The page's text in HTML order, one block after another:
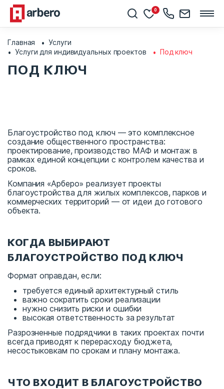
0
Главная
Услуги
Услуги для индивидуальных проектов
Под ключ
ПОД КЛЮЧ
Благоустройство под ключ — это комплексное
создание общественного пространства:
проектирование, производство МАФ и монтаж в
рамках единой концепции с контролем качества и
сроков.
Компания «Арберо» реализует проекты
благоустройства для жилых комплексов, парков и
коммерческих территорий — от идеи до готового
объекта.
КОГДА ВЫБИРАЮТ
БЛАГОУСТРОЙСТВО ПОД КЛЮЧ
Формат оправдан, если:
требуется единый архитектурный стиль
важно сократить сроки реализации
нужно снизить риски и ошибки
высокая ответственность за результат
Разрозненные подрядчики в таких проектах почти
всегда приводят к перерасходу бюджета,
несостыковкам по срокам и плану монтажа.
ЧТО ВХОДИТ В БЛАГОУСТРОЙСТВО